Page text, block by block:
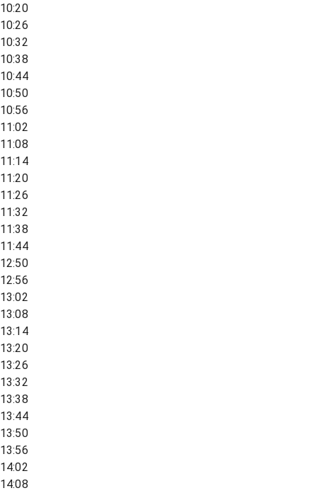
10:20
10:26
10:32
10:38
10:44
10:50
10:56
11:02
11:08
11:14
11:20
11:26
11:32
11:38
11:44
12:50
12:56
13:02
13:08
13:14
13:20
13:26
13:32
13:38
13:44
13:50
13:56
14:02
14:08